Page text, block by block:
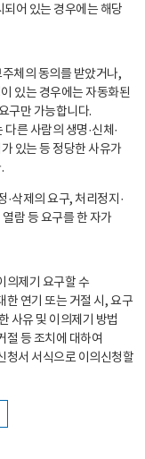
어 있는 경우에는 해당
체의 동의를 받았거나,
있는 경우에는 자동화된
구만 가능합니다.
른 사람의 생명·신체·
있는 등 정당한 사유가
·삭제의 요구, 처리정지·
람 등 요구를 한 자가
의제기 요구할 수
한 연기 또는 거절 시, 요구
사유 및 이의제기 방법
절 등 조치에 대하여
청서 서식으로 이의신청할